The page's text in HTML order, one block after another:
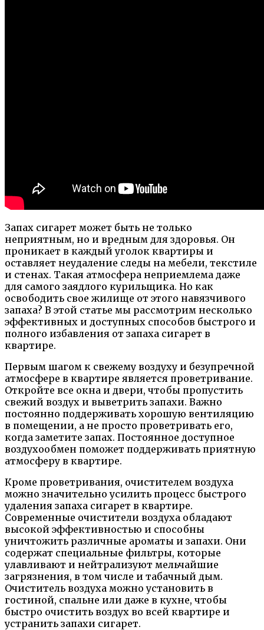
Запах сигарет может быть не только
неприятным, но и вредным для здоровья. Он
проникает в каждый уголок квартиры и
оставляет неудаление следы на мебели, текстиле
и стенах. Такая атмосфера неприемлема даже
для самого заядлого курильщика. Но как
освободить свое жилище от этого навязчивого
запаха? В этой статье мы рассмотрим несколько
эффективных и доступных способов быстрого и
полного избавления от запаха сигарет в
квартире.
Первым шагом к свежему воздуху и безупречной
атмосфере в квартире является проветривание.
Откройте все окна и двери, чтобы пропустить
свежий воздух и выветрить запахи. Важно
постоянно поддерживать хорошую вентиляцию
в помещении, а не просто проветривать его,
когда заметите запах. Постоянное доступное
воздухообмен поможет поддерживать приятную
атмосферу в квартире.
Кроме проветривания, очистителем воздуха
можно значительно усилить процесс быстрого
удаления запаха сигарет в квартире.
Современные очистители воздуха обладают
высокой эффективностью и способны
уничтожить различные ароматы и запахи. Они
содержат специальные фильтры, которые
улавливают и нейтрализуют мельчайшие
загрязнения, в том числе и табачный дым.
Очиститель воздуха можно установить в
гостиной, спальне или даже в кухне, чтобы
быстро очистить воздух во всей квартире и
устранить запахи сигарет.